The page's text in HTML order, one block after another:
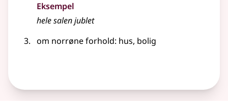
Eksempel
hele salen jublet
om norrøne forhold: hus, bolig